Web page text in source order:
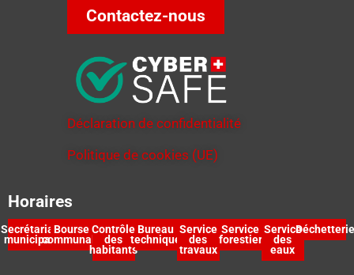
Contactez-nous
Déclaration de confidentialité
Politique de cookies (UE)
Horaires
Secrétariat
municipal
Bourse
communale
Contrôle
des
habitants
Bureau
technique
Service
des
travaux
Service
forestier
Service
des
eaux
Déchetterie